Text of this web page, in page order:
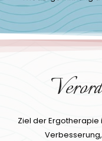
Ziel der Ergotherapie